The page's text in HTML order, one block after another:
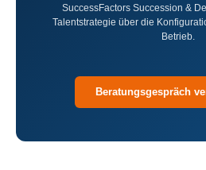
SuccessFactors Succession &
Talentstrategie über die
Betrieb.
Beratungsgespräch